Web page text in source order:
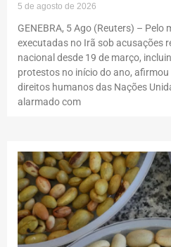
5 de agosto de 2026
GENEBRA, 5 Ago (Reuters) –
executadas no Irã sob acusações
nacional desde 19 de março,
protestos no início do ano,
direitos humanos das Nações
alarmado com